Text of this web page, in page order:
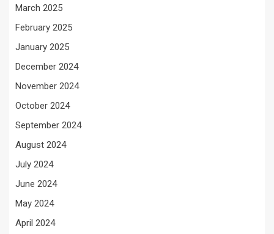
March 2025
February 2025
January 2025
December 2024
November 2024
October 2024
September 2024
August 2024
July 2024
June 2024
May 2024
April 2024